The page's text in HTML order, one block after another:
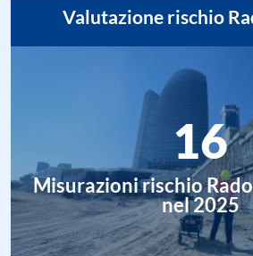
Valutazione rischio
16
Misurazioni rischio
nel 2025